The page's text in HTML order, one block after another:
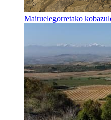
Mairuelegorretako